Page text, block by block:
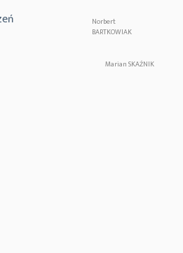
Norbert
BARTKOWIAK
Marian SKAŹNIK